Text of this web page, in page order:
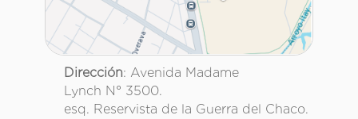
Dirección: Avenida Madame
Lynch N° 3500.
esq. Reservista de la Guerra del Chaco.